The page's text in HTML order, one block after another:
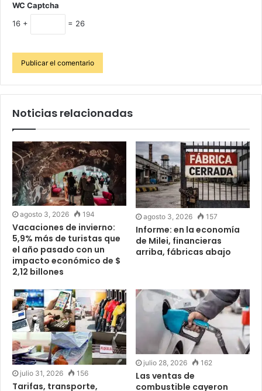
WC Captcha
16 +
= 26
Noticias relacionadas
agosto 3, 2026 194
Vacaciones de invierno:
5,9% más de turistas que
el año pasado con un
impacto económico de $
2,12 billones
agosto 3, 2026 157
Informe: en la economía
de Milei, financieras
arriba, fábricas abajo
julio 31, 2026 156
Tarifas, transporte,
julio 28, 2026 162
Las ventas de
combustible cayeron